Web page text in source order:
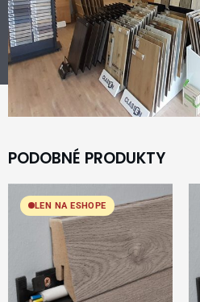
PODOBNÉ PRODUKTY
LEN NA ESHOPE